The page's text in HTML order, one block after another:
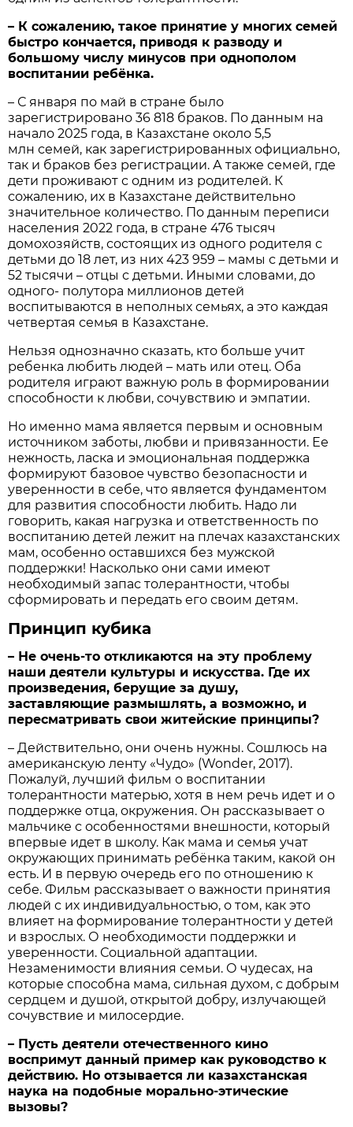
– К сожалению, такое принятие у многих семей
быстро кончается, приводя к разводу и
большому числу минусов при однополом
воспитании ребёнка.
– С января по май в стране было
зарегистрировано 36 818 браков. По данным на
начало 2025 года, в Казахстане около 5,5
млн семей, как зарегистрированных официально,
так и браков без регистрации. А также семей, где
дети проживают с одним из родителей. К
сожалению, их в Казахстане действительно
значительное количество. По данным переписи
населения 2022 года, в стране 476 тысяч
домохозяйств, состоящих из одного родителя с
детьми до 18 лет, из них 423 959 – мамы с детьми и
52 тысячи – отцы с детьми. Иными словами, до
одного- полутора миллионов детей
воспитываются в неполных семьях, а это каждая
четвертая семья в Казахстане.
Нельзя однозначно сказать, кто больше учит
ребенка любить людей – мать или отец. Оба
родителя играют важную роль в формировании
способности к любви, сочувствию и эмпатии.
Но именно мама является первым и основным
источником заботы, любви и привязанности. Ее
нежность, ласка и эмоциональная поддержка
формируют базовое чувство безопасности и
уверенности в себе, что является фундаментом
для развития способности любить. Надо ли
говорить, какая нагрузка и ответственность по
воспитанию детей лежит на плечах казахстанских
мам, особенно оставшихся без мужской
поддержки! Насколько они сами имеют
необходимый запас толерантности, чтобы
сформировать и передать его своим детям.
Принцип кубика
– Не очень-то откликаются на эту проблему
наши деятели культуры и искусства. Где их
произведения, берущие за душу,
заставляющие размышлять, а возможно, и
пересматривать свои житейские принципы?
– Действительно, они очень нужны. Сошлюсь на
американскую ленту «Чудо» (Wonder, 2017).
Пожалуй, лучший фильм о воспитании
толерантности матерью, хотя в нем речь идет и о
поддержке отца, окружения. Он рассказывает о
мальчике с особенностями внешности, который
впервые идет в школу. Как мама и семья учат
окружающих принимать ребёнка таким, какой он
есть. И в первую очередь его по отношению к
себе. Фильм рассказывает о важности принятия
людей с их индивидуальностью, о том, как это
влияет на формирование толерантности у детей
и взрослых. О необходимости поддержки и
уверенности. Социальной адаптации.
Незаменимости влияния семьи. О чудесах, на
которые способна мама, сильная духом, с добрым
сердцем и душой, открытой добру, излучающей
сочувствие и милосердие.
– Пусть деятели отечественного кино
воспримут данный пример как руководство к
действию. Но отзывается ли казахстанская
наука на подобные морально-этические
вызовы?